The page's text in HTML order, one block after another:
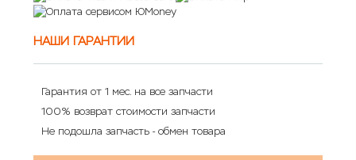
НАШИ ГАРАНТИИ
Гарантия от 1 мес. на все запчасти
100% возврат стоимости запчасти
Не подошла запчасть - обмен товара